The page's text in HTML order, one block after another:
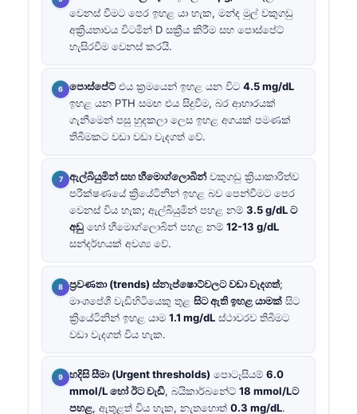
වෙනස් වීමට පෙර ඉහළ යා හැක, මන්ද මුල් වකුගඩු
අක්‍රියතාවය විටමින් D සක්‍රීය කිරීම සහ පොස්පේට්
හැසිරවීම වෙනස් කරයි.
පොස්පේට්එය ක්‍රමයෙන් ඉහළ යන විට 4.5 mg/dL
ඉහළ යන PTH සමඟ එය සිදුවීම, බර ආහාරයක්
ගැනීමෙන් පසු හුදකලා ලෙස ඉහළ අගයක් පමණක්
තිබීමකට වඩා වඩා වැදගත් වේ.
ඇල්බියුමින් සහ හීමොග්ලොබින්වකුගඩු ක්‍රියාකාරිත්ව
පරීක්ෂණයේ ක්‍රියේටිනින් ඉහළ බව පෙන්වීමට පෙර
වෙනස් විය හැක; ඇල්බියුමින් පහළ නම් 3.5 g/dL ට
අඩු හෝ හීමොග්ලොබින් පහළ නම් 12-13 g/dL
සන්දර්භයක් අවශ්‍ය වේ.
ප්‍රවණතා (trends) ස්නැප්ෂොට්වලට වඩා වැදගත්;
මාංශපේශී වැඩිහිටියෙකු තුළ සිට ඇති ඉහළ යාමක් සිට
ක්‍රියේටිනින් ඉහළ යාම 1.1 mg/dL ස්ථාවරව තිබීමට
වඩා වැදගත් විය හැක.
හදිසි සීමා (Urgent thresholds) පොටෑසියම් 6.0
mmol/L හෝ ඊට වැඩි, බයිකාර්බනේට් 18 mmol/Lට
පහළ, ඇතුළත් විය හැක, නැතහොත් 0.3 mg/dL.